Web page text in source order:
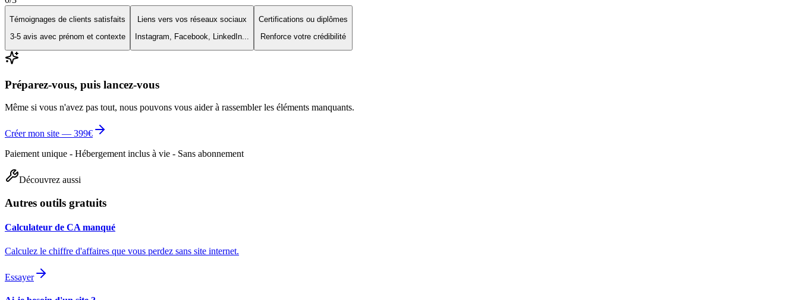
Témoignages de clients satisfaits
3-5 avis avec prénom et contexte
Liens vers vos réseaux sociaux
Instagram, Facebook, LinkedIn...
Certifications ou diplômes
Renforce votre crédibilité
Préparez-vous, puis lancez-vous
Même si vous n'avez pas tout, nous pouvons vous aider à rassembler les éléments manquants.
Créer mon site — 399€
Paiement unique - Hébergement inclus à vie - Sans abonnement
Découvrez aussi
Autres outils gratuits
Calculateur de CA manqué
Calculez le chiffre d'affaires que vous perdez sans site internet.
Essayer